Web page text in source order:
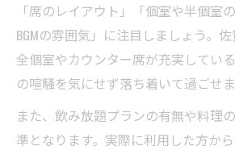
「席のレイアウト」「個室や半個室
BGMの雰囲気」に注目しましょう。
全個室やカウンター席が充実してい
の喧騒を気にせず落ち着いて過ごせま
また、飲み放題プランの有無や料理
準となります。実際に利用した方か